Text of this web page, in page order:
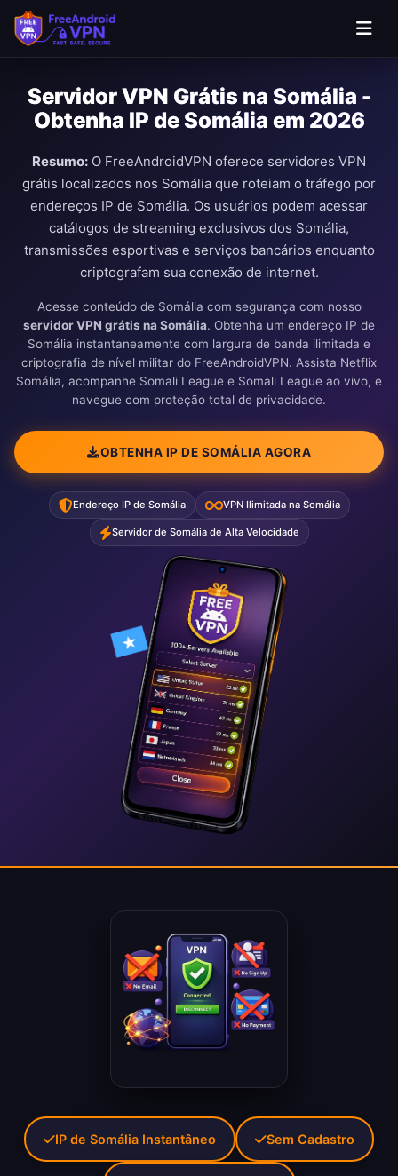
Servidor VPN Grátis na Somália -
Obtenha IP de Somália em 2026
Resumo: O FreeAndroidVPN oferece servidores VPN
grátis localizados nos Somália que roteiam o tráfego por
endereços IP de Somália. Os usuários podem acessar
catálogos de streaming exclusivos dos Somália,
transmissões esportivas e serviços bancários enquanto
criptografam sua conexão de internet.
Acesse conteúdo de Somália com segurança com nosso
servidor VPN grátis na Somália. Obtenha um endereço IP de
Somália instantaneamente com largura de banda ilimitada e
criptografia de nível militar do FreeAndroidVPN. Assista Netflix
Somália, acompanhe Somali League e Somali League ao vivo, e
navegue com proteção total de privacidade.
OBTENHA IP DE SOMÁLIA AGORA
Endereço IP de Somália VPN Ilimitada na Somália
Servidor de Somália de Alta Velocidade
IP de Somália Instantâneo Sem Cadastro